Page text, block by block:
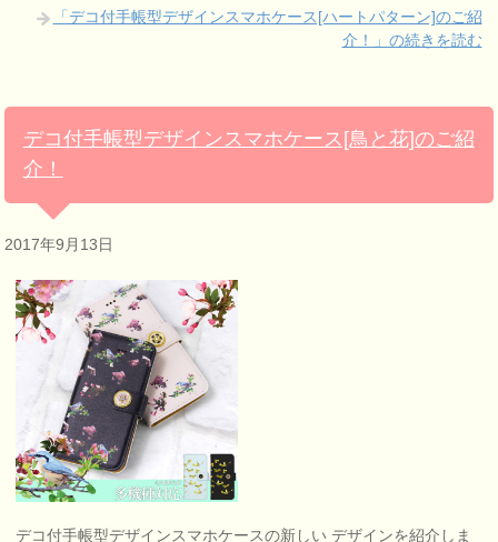
「デコ付手帳型デザインスマホケース[ハートパターン]のご紹
介！」の続きを読む
デコ付手帳型デザインスマホケース[鳥と花]のご紹
介！
2017年9月13日
デコ付手帳型デザインスマホケースの新しい デザインを紹介しま